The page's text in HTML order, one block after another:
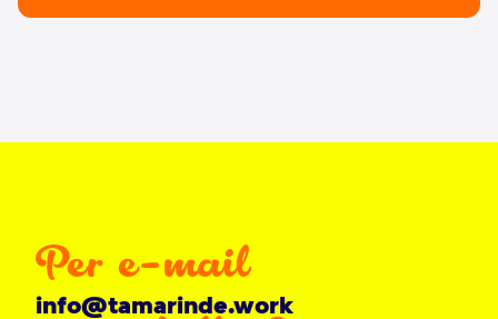
Per e-mail
info@tamarinde.work